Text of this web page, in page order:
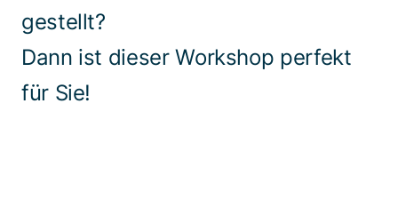
gestellt?
Dann ist dieser Workshop perfekt
für Sie!